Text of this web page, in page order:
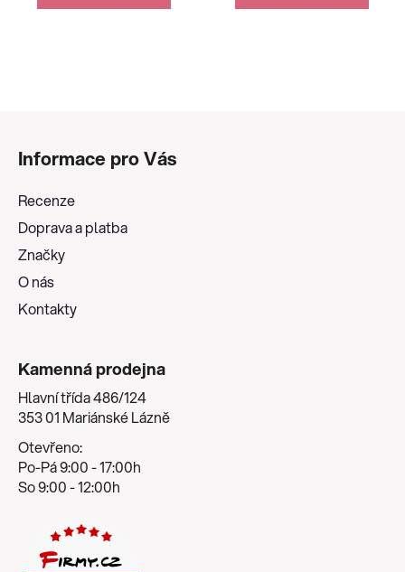
Informace pro Vás
Recenze
Doprava a platba
Značky
O nás
Kontakty
Kamenná prodejna
Hlavní třída 486/124
353 01 Mariánské Lázně
Otevřeno:
Po-Pá 9:00 - 17:00h
So 9:00 - 12:00h